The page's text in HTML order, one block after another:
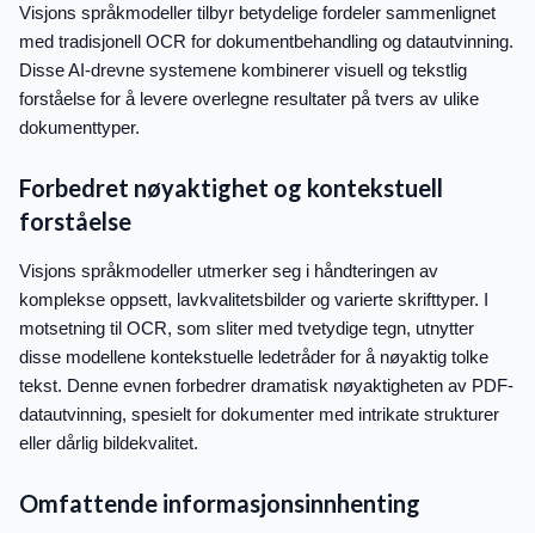
Visjons språkmodeller tilbyr betydelige fordeler sammenlignet
med tradisjonell OCR for dokumentbehandling og datautvinning.
Disse AI-drevne systemene kombinerer visuell og tekstlig
forståelse for å levere overlegne resultater på tvers av ulike
dokumenttyper.
Forbedret nøyaktighet og kontekstuell
forståelse
Visjons språkmodeller utmerker seg i håndteringen av
komplekse oppsett, lavkvalitetsbilder og varierte skrifttyper. I
motsetning til OCR, som sliter med tvetydige tegn, utnytter
disse modellene kontekstuelle ledetråder for å nøyaktig tolke
tekst. Denne evnen forbedrer dramatisk nøyaktigheten av PDF-
datautvinning, spesielt for dokumenter med intrikate strukturer
eller dårlig bildekvalitet.
Omfattende informasjonsinnhenting